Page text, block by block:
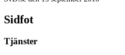
Sidfot
Tjänster